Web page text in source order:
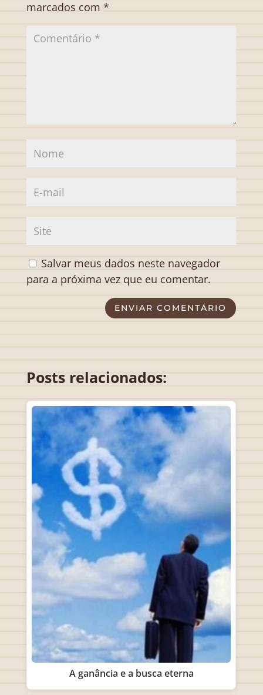
marcados com *
Salvar meus dados neste navegador
para a próxima vez que eu comentar.
ENVIAR COMENTÁRIO
Posts relacionados:
A ganância e a busca eterna